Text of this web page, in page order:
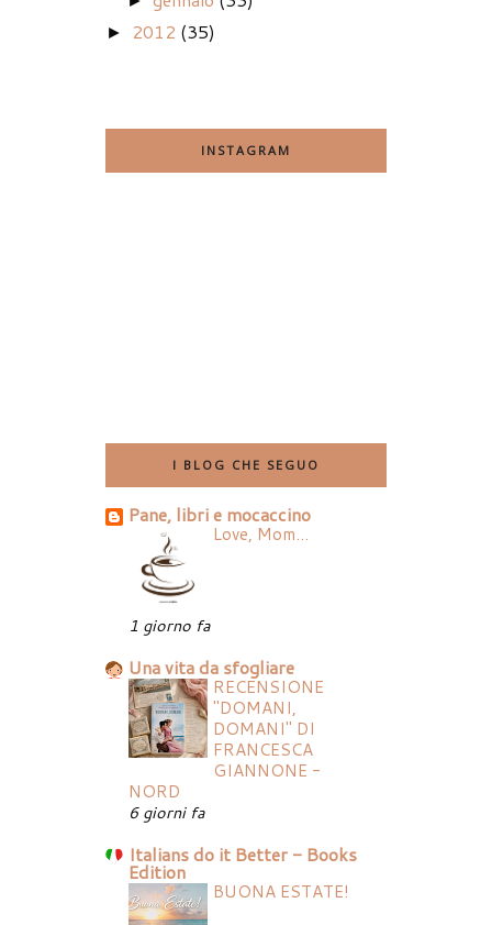
► 2012 (35)
INSTAGRAM
I BLOG CHE SEGUO
Pane, libri e mocaccino
Love, Mom...
1 giorno fa
Una vita da sfogliare
RECENSIONE
"DOMANI,
DOMANI" DI
FRANCESCA
GIANNONE -
NORD
6 giorni fa
Italians do it Better - Books
Edition
BUONA ESTATE!